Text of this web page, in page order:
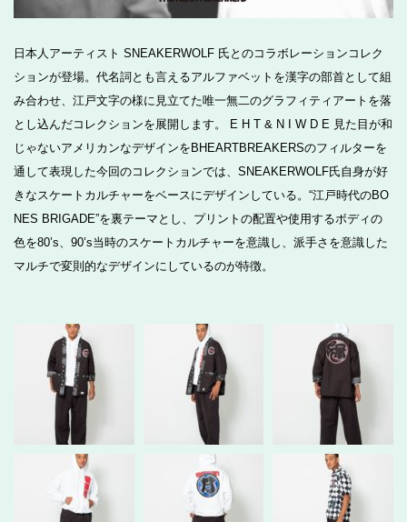
日本人アーティスト SNEAKERWOLF 氏とのコラボレーションコレク
ションが登場。代名詞とも言えるアルファベットを漢字の部首として組
み合わせ、江戸文字の様に見立てた唯一無二のグラフィティアートを落
とし込んだコレクションを展開します。 E H T & N I W D E 見た目が和
じゃないアメリカンなデザインをBHEARTBREAKERSのフィルターを
通して表現した今回のコレクションでは、SNEAKERWOLF氏自身が好
きなスケートカルチャーをベースにデザインしている。“江戸時代のBO
NES BRIGADE”を裏テーマとし、プリントの配置や使用するボディの
色を80’s、90’s当時のスケートカルチャーを意識し、派手さを意識した
マルチで変則的なデザインにしているのが特徴。